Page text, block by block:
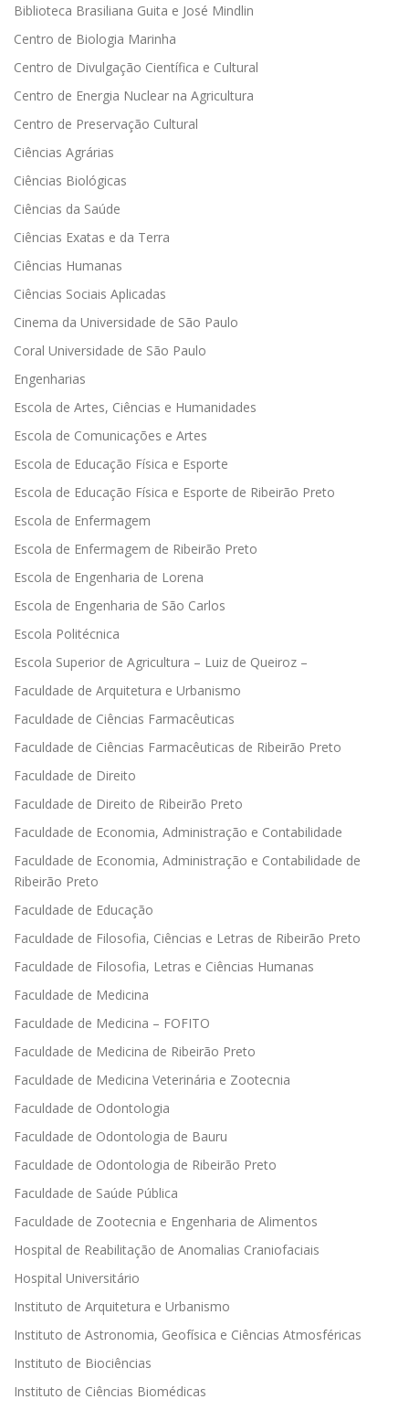
Biblioteca Brasiliana Guita e José Mindlin
Centro de Biologia Marinha
Centro de Divulgação Científica e Cultural
Centro de Energia Nuclear na Agricultura
Centro de Preservação Cultural
Ciências Agrárias
Ciências Biológicas
Ciências da Saúde
Ciências Exatas e da Terra
Ciências Humanas
Ciências Sociais Aplicadas
Cinema da Universidade de São Paulo
Coral Universidade de São Paulo
Engenharias
Escola de Artes, Ciências e Humanidades
Escola de Comunicações e Artes
Escola de Educação Física e Esporte
Escola de Educação Física e Esporte de Ribeirão Preto
Escola de Enfermagem
Escola de Enfermagem de Ribeirão Preto
Escola de Engenharia de Lorena
Escola de Engenharia de São Carlos
Escola Politécnica
Escola Superior de Agricultura – Luiz de Queiroz –
Faculdade de Arquitetura e Urbanismo
Faculdade de Ciências Farmacêuticas
Faculdade de Ciências Farmacêuticas de Ribeirão Preto
Faculdade de Direito
Faculdade de Direito de Ribeirão Preto
Faculdade de Economia, Administração e Contabilidade
Faculdade de Economia, Administração e Contabilidade de
Ribeirão Preto
Faculdade de Educação
Faculdade de Filosofia, Ciências e Letras de Ribeirão Preto
Faculdade de Filosofia, Letras e Ciências Humanas
Faculdade de Medicina
Faculdade de Medicina – FOFITO
Faculdade de Medicina de Ribeirão Preto
Faculdade de Medicina Veterinária e Zootecnia
Faculdade de Odontologia
Faculdade de Odontologia de Bauru
Faculdade de Odontologia de Ribeirão Preto
Faculdade de Saúde Pública
Faculdade de Zootecnia e Engenharia de Alimentos
Hospital de Reabilitação de Anomalias Craniofaciais
Hospital Universitário
Instituto de Arquitetura e Urbanismo
Instituto de Astronomia, Geofísica e Ciências Atmosféricas
Instituto de Biociências
Instituto de Ciências Biomédicas